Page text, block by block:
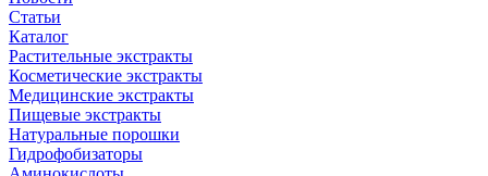
Статьи
Каталог
Растительные экстракты
Косметические экстракты
Медицинские экстракты
Пищевые экстракты
Натуральные порошки
Гидрофобизаторы